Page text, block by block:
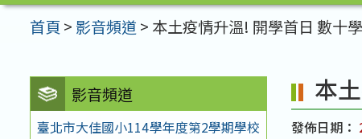
區
首頁 > 影音頻道 > 本土疫情升溫! 開學首日 數十
影音頻道
臺北市大佳國小114學年度第2學期學校
本
發佈日期：